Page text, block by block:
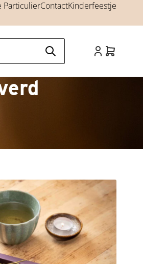
ParticulierContactKinderfeestje